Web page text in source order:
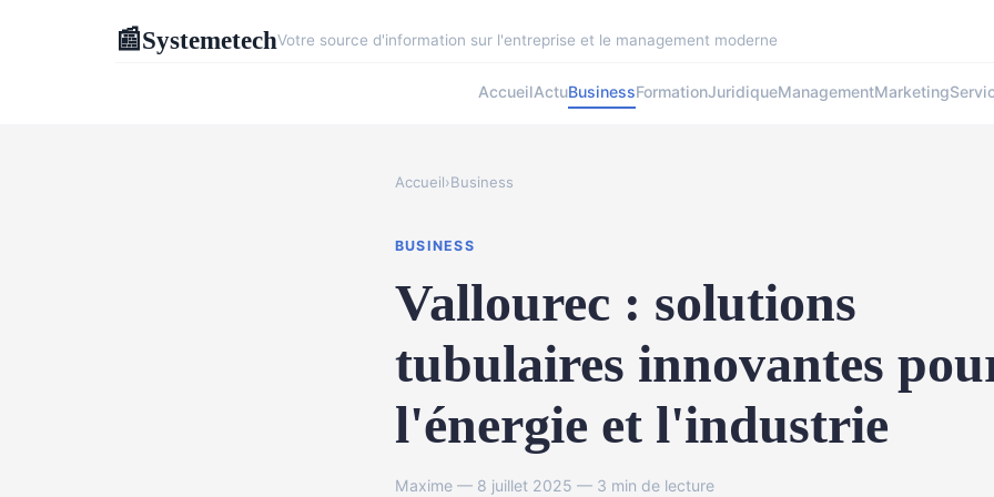
📰SystemetechVotre source d'information sur l'entreprise et le management moderne
AccueilActuBusinessFormationJuridiqueManagementMarketing
Accueil›Business
BUSINESS
Vallourec : solutions
tubulaires innovantes
l'énergie et l'industrie
Maxime — 8 juillet 2025 — 3 min de lecture